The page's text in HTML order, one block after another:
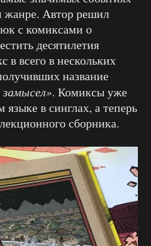
жанре. Автор решил
с комиксами о
десятилетия
всего в нескольких
название
. Комиксы уже
в синглах, а теперь
сборника.